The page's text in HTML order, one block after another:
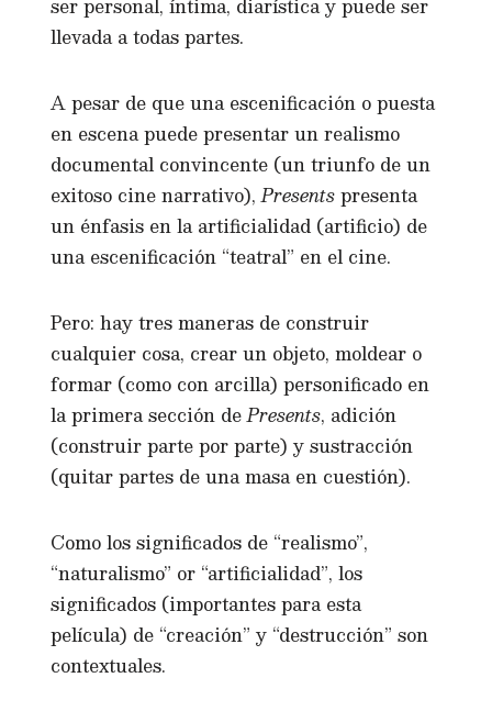
ser personal, íntima, diarística y puede ser
llevada a todas partes.
A pesar de que una escenificación o puesta
en escena puede presentar un realismo
documental convincente (un triunfo de un
exitoso cine narrativo),Presentspresenta
un énfasis en la artificialidad (artificio) de
una escenificación “teatral” en el cine.
Pero: hay tres maneras de construir
cualquier cosa, crear un objeto, moldear o
formar (como con arcilla) personificado en
la primera sección dePresents, adición
(construir parte por parte) y sustracción
(quitar partes de una masa en cuestión).
Como los significados de “realismo”,
“naturalismo” or “artificialidad”, los
significados (importantes para esta
película) de “creación” y “destrucción” son
contextuales.